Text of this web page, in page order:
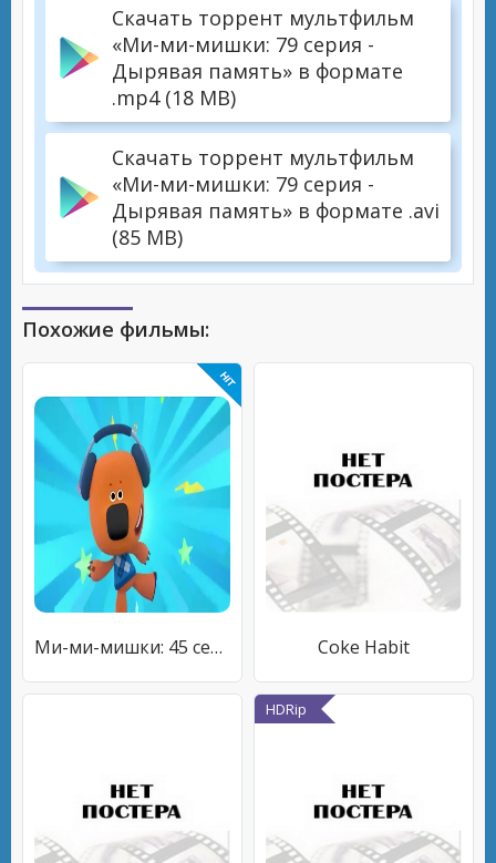
Скачать торрент мультфильм
«Ми-ми-мишки: 79 серия -
Дырявая память» в формате
.mp4 (18 MB)
Скачать торрент мультфильм
«Ми-ми-мишки: 79 серия -
Дырявая память» в формате .avi
(85 MB)
Похожие фильмы:
Ми-ми-мишки: 45 серия - Кеша FM Coke Habit
HDRip